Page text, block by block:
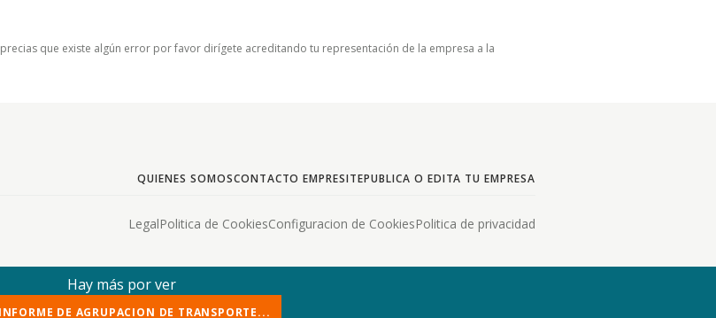
que existe algún error por favor dirígete acreditando tu representación de la empresa a la
QUIENES SOMOSCONTACTO EMPRESITEPUBLICA O EDITA TU EMPRESA
LegalPolitica de CookiesConfiguracion de CookiesPolitica de privacidad
Hay más por ver
DE AGRUPACION DE TRANSPORTE...